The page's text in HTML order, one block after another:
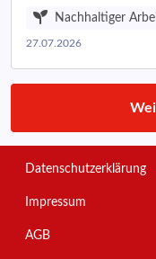
Nachhaltiger
27.07.2026
Datenschutzerklärung
Impressum
AGB